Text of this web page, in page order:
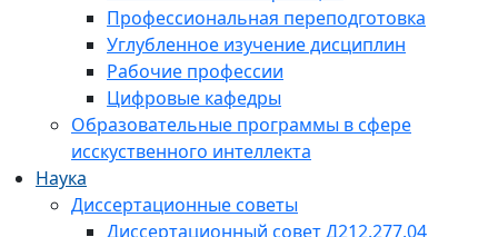
Профессиональная переподготовка
Углубленное изучение дисциплин
Рабочие профессии
Цифровые кафедры
Образовательные программы в сфере
исскуственного интеллекта
Наука
Диссертационные советы
Диссертационный совет Д212.277.04